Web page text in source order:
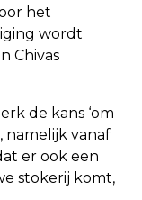
het
wordt
Chivas
de kans ‘om
namelijk vanaf
er ook een
stokerij komt,